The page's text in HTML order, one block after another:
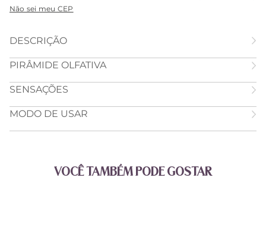
Não sei meu CEP
DESCRIÇÃO
PIRÂMIDE OLFATIVA
SENSAÇÕES
MODO DE USAR
VOCÊ TAMBÉM PODE GOSTAR